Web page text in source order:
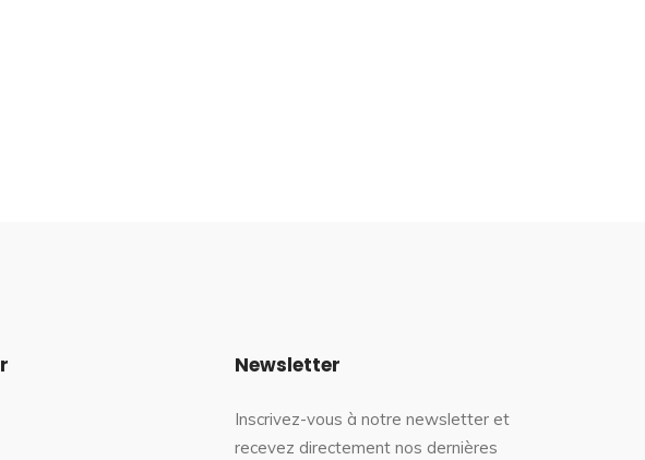
Newsletter
Inscrivez-vous à notre newsletter et
recevez directement nos dernières